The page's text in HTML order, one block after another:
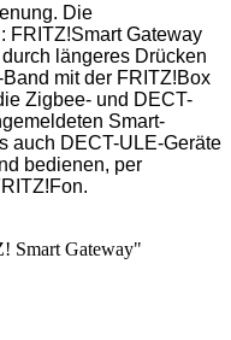
Die
FRITZ!Smart Gateway
längeres Drücken
mit der FRITZ!Box
Zigbee- und DECT-
Smart-
auch DECT-ULE-Geräte
bedienen, per
Smart Gateway"